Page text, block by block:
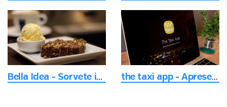
Bella Idea - Sorvete italiano autêntico em Campinas the taxi app - Apresentação de negócios